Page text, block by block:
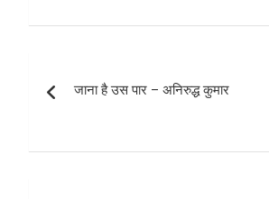
ce
o
k
tt ail at
A
p
ar
navigation
जाना है उस पार – अनिरुद्ध कुमार